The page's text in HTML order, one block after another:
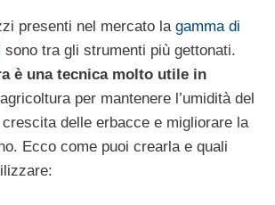
presenti nel mercato la gamma di
sono tra gli strumenti più gettonati.
è una tecnica molto utile in
per mantenere l’umidità del
delle erbacce e migliorare la
Ecco come puoi crearla e quali